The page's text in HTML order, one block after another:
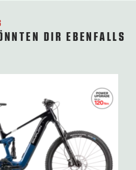
DIR EBENFALLS